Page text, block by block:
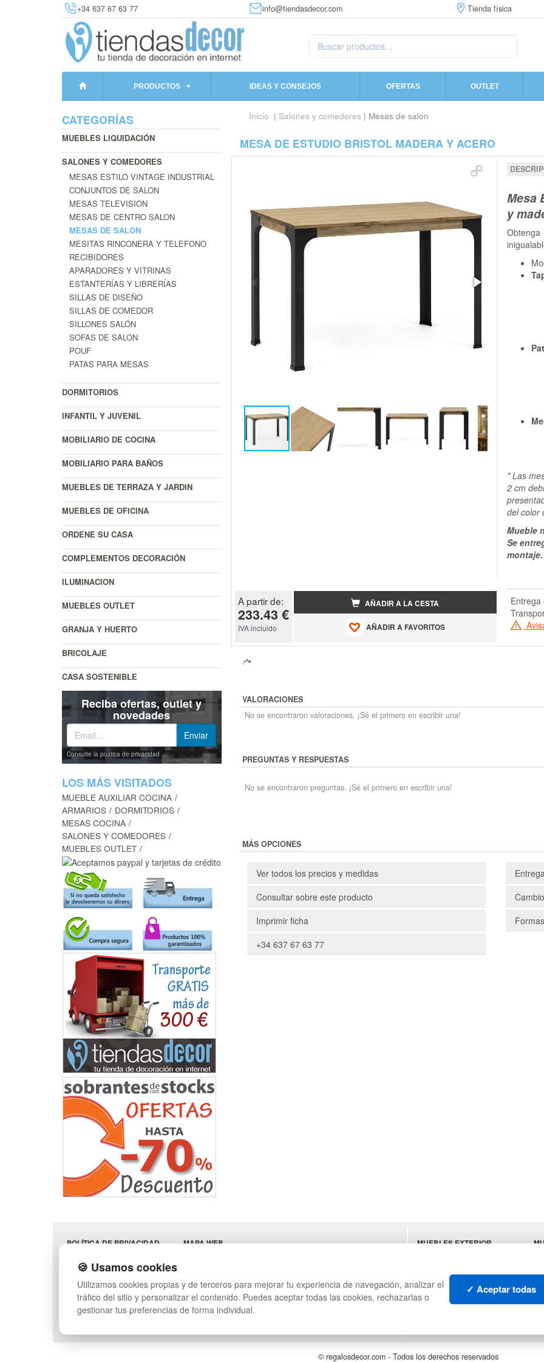
+34 637 67 63 77 info@tiendasdecor.com Tienda física
PRODUCTOS IDEAS Y CONSEJOS OFERTAS OUTLET
CATEGORÍAS
MUEBLES LIQUIDACIÓN
SALONES Y COMEDORES
MESAS ESTILO VINTAGE INDUSTRIAL
CONJUNTOS DE SALON
MESAS TELEVISION
MESAS DE CENTRO SALON
MESAS DE SALON
MESITAS RINCONERA Y TELEFONO
RECIBIDORES
APARADORES Y VITRINAS
ESTANTERÍAS Y LIBRERÍAS
SILLAS DE DISEÑO
SILLAS DE COMEDOR
SILLONES SALÓN
SOFAS DE SALON
POUF
PATAS PARA MESAS
DORMITORIOS
INFANTIL Y JUVENIL
MOBILIARIO DE COCINA
MOBILIARIO PARA BAÑOS
MUEBLES DE TERRAZA Y JARDIN
MUEBLES DE OFICINA
ORDENE SU CASA
COMPLEMENTOS DECORACIÓN
ILUMINACION
MUEBLES OUTLET
GRANJA Y HUERTO
BRICOLAJE
CASA SOSTENIBLE
Reciba ofertas, outlet y
novedades
Consulte la política de privacidad
LOS MÁS VISITADOS
MUEBLE AUXILIAR COCINA
ARMARIOS
DORMITORIOS
MESAS COCINA
SALONES Y COMEDORES
MUEBLES OUTLET
Inicio | Salones y comedores | Mesas de salon
MESA DE ESTUDIO BRISTOL MADERA Y ACERO
Mesa
y
* Las
2 cm
del color
Mueble
Se
montaje.
A partir de:
233.43 €
IVA incluido
AÑADIR A LA CESTA
AÑADIR A FAVORITOS
VALORACIONES
No se encontraron valoraciones. ¡Sé el primero en escribir una!
PREGUNTAS Y RESPUESTAS
No se encontraron preguntas. ¡Sé el primero en escribir una!
MÁS OPCIONES
Ver todos los precios y medidas
Consultar sobre este producto
Imprimir ficha
+34 637 67 63 77
POLÍTICA DE PRIVACIDAD
CAMBIOS Y
DEVOLUCIONES
CONTACTO
QUIENES SOMOS
MAPA WEB
SÍGUENOS:
MUEBLES EXTERIOR
© regalosdecor.com - Todos los derechos reservados
🍪 Usamos cookies
Utilizamos cookies propias y de terceros para mejorar tu experiencia de navegación, analizar el
tráfico del sitio y personalizar el contenido. Puedes aceptar todas las cookies, rechazarlas o
gestionar tus preferencias de forma individual.
✓ Aceptar todas